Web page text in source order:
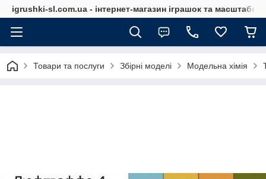
igrushki-sl.com.ua - інтернет-магазин іграшок та
Товари та послуги Збірні моделі Модельна хімія